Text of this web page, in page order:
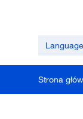
Language
Strona